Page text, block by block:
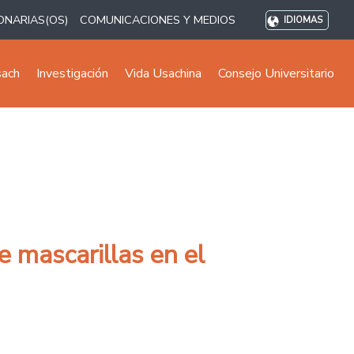
COMUNICACIONES Y MEDIOS IDIOMAS
Investigación Vida Usachina Consejo Universitario
mascarillas en el